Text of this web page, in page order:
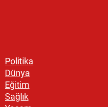
Politika
Dünya
Eğitim
Sağlık